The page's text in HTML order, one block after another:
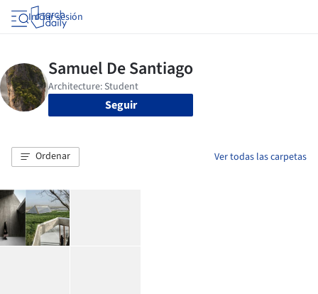
Iniciar sesión
Seguir
Ordenar Ver todas las carpetas